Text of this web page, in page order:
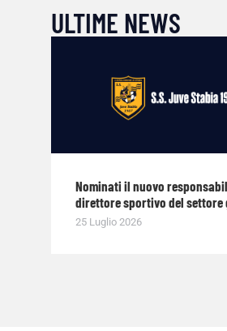
ULTIME NEWS
Nominati il nuovo
direttore sportivo del settore
25 Luglio 2026